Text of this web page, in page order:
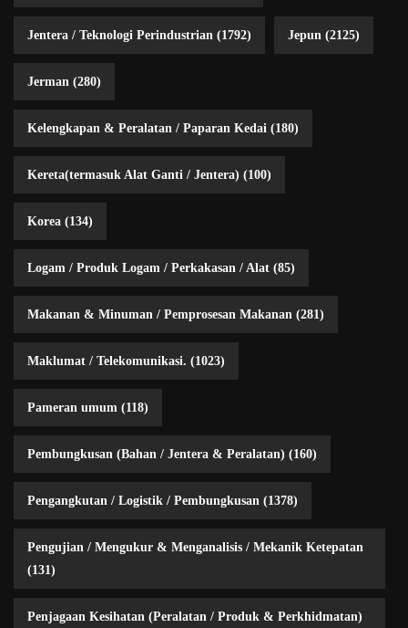
Jentera / Teknologi Perindustrian (1792) Jepun (2125)
Jerman (280)
Kelengkapan & Peralatan / Paparan Kedai (180)
Kereta(termasuk Alat Ganti / Jentera) (100)
Korea (134)
Logam / Produk Logam / Perkakasan / Alat (85)
Makanan & Minuman / Pemprosesan Makanan (281)
Maklumat / Telekomunikasi. (1023)
Pameran umum (118)
Pembungkusan (Bahan / Jentera & Peralatan) (160)
Pengangkutan / Logistik / Pembungkusan (1378)
Pengujian / Mengukur & Menganalisis / Mekanik Ketepatan
(131)
Penjagaan Kesihatan (Peralatan / Produk & Perkhidmatan)